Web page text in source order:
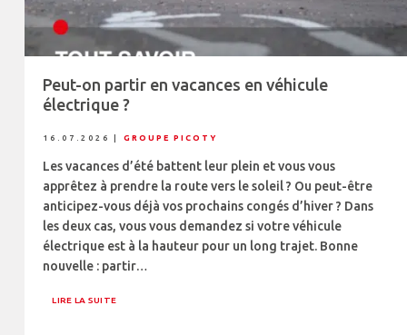
Peut-on partir en vacances en véhicule
électrique ?
16.07.2026 GROUPE PICOTY
Les vacances d’été battent leur plein et vous vous
apprêtez à prendre la route vers le soleil ? Ou peut-être
anticipez-vous déjà vos prochains congés d’hiver ? Dans
les deux cas, vous vous demandez si votre véhicule
électrique est à la hauteur pour un long trajet. Bonne
nouvelle : partir…
LIRE LA SUITE